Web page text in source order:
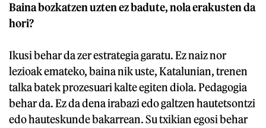
Baina bozkatzen uzten ez badute, nola erakusten da
hori?
Ikusi behar da zer estrategia garatu. Ez naiz nor
lezioak emateko, baina nik uste, Katalunian, trenen
talka batek prozesuari kalte egiten diola. Pedagogia
behar da. Ez da dena irabazi edo galtzen hautetsontzi
edo hauteskunde bakarrean. Su txikian egosi behar